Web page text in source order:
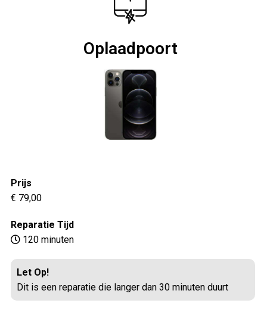
Oplaadpoort
Prijs
€ 79,00
Reparatie Tijd
120 minuten
Let Op!
Dit is een reparatie die langer dan 30 minuten duurt